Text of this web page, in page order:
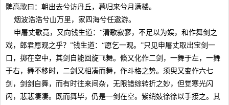
髀高歌曰：朝出去兮访丹丘，暮归来兮月满楼。
烟波浩浩兮山万里，家四海兮任遨游。
申屠丈歌竟，又向钱生道：“清歌寂寥，不足以为娱，和作舞剑之
戏，郎君愿观之乎？”钱生道：“愿乞一观。”只见申屠丈取出宝剑一
口，掷在空中，其剑自能回旋飞舞。倏又化作二剑，一舞于左，一舞
于右，舞不移时，二剑又相凑而舞，作斗格之势。须臾又变作六七
剑，剑剑自舞，而有时往来间杂，无限错综转折之妙，但觉寒光闪
闪，悲悲凄凄。既而舞毕，仍是一剑在空。紫绡妓徐徐以手接之。其